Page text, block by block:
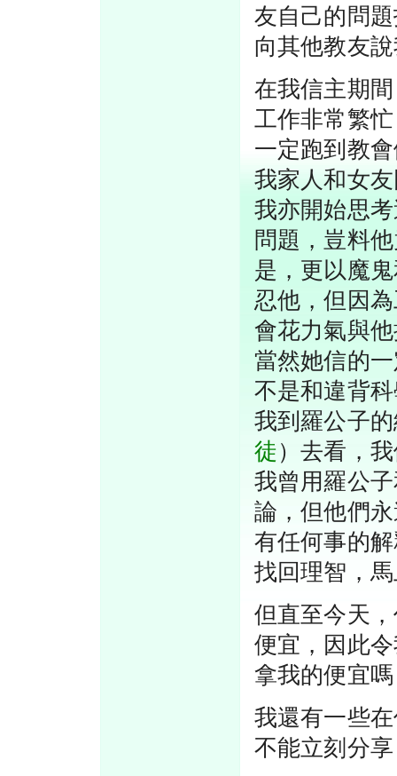
友自己的問
向其他教友
在我信主期
工作非常繁
一定跑到教
我家人和女
我亦開始思
問題，豈料
是，更以魔
忍他，但因
會花力氣與
當然她信的
不是和違背
我到羅公子
徒）去看，
我曾用羅公
論，但他們
有任何事的
找回理智，
但直至今天
便宜，因此
拿我的便宜
我還有一些
不能立刻分